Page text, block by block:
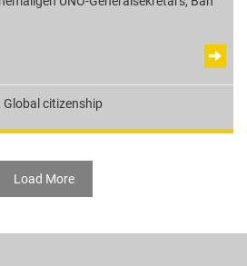
Global citizenship
Load More